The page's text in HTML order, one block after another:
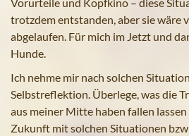
trotzdem entstanden, aber sie wäre
abgelaufen. Für mich im Jetzt und
Hunde.
Ich nehme mir nach solchen
Selbstreflektion. Überlege, was die
aus meiner Mitte haben fallen
Zukunft mit solchen Situationen